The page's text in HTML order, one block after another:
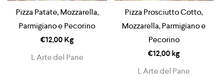
Pizza Patate, Mozzarella,
Parmigiano e Pecorino
€12,00Kg
L Arte del Pane
Pizza Prosciutto Cotto,
Mozzarella, Parmigiano e
Pecorino
€12,00kg
L Arte del Pane